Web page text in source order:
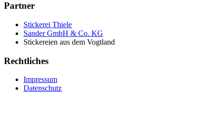
Partner
Stickerei Thiele
Sander GmbH & Co. KG
Stickereien aus dem Vogtland
Rechtliches
Impressum
Datenschutz